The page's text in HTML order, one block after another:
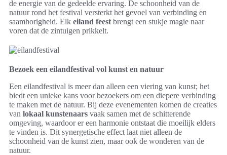
de energie van de gedeelde ervaring. De schoonheid van de
natuur rond het festival versterkt het gevoel van verbinding en
saamhorigheid. Elk eiland feest brengt een stukje magie naar
voren dat de zintuigen prikkelt.
Bezoek een eilandfestival vol kunst en natuur
Een eilandfestival is meer dan alleen een viering van kunst; het
biedt een unieke kans voor bezoekers om een diepere verbinding
te maken met de natuur. Bij deze evenementen komen de creaties
van lokaal kunstenaars vaak samen met de schitterende
omgeving, waardoor er een harmonie ontstaat die moeilijk elders
te vinden is. Dit synergetische effect laat niet alleen de
schoonheid van de kunst zien, maar ook de wonderen van de
natuur.